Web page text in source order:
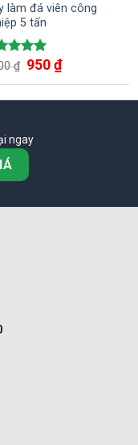
làm đá viên công
5 tấn
xếp
₫ 950₫
ngay